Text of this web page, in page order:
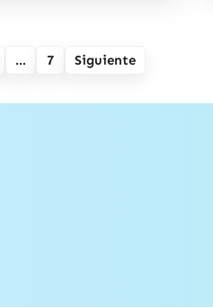
… 7 Siguiente